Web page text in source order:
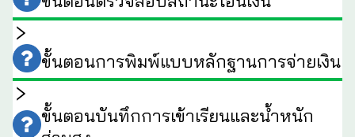
ขั้นตอนการพิมพ์แบบหลักฐานการจ่ายเงิน
ขั้นตอนบันทึกการเข้าเรียนและน้ำหนัก